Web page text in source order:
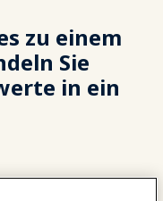
zu einem
Sie
in ein